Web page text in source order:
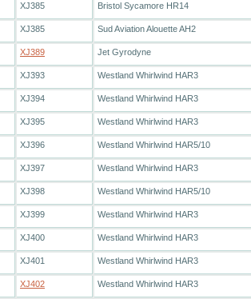
XJ385 Bristol Sycamore HR14
XJ385 Sud Aviation Alouette AH2
XJ389 Jet Gyrodyne
XJ393 Westland Whirlwind HAR3
XJ394 Westland Whirlwind HAR3
XJ395 Westland Whirlwind HAR3
XJ396 Westland Whirlwind HAR5/10
XJ397 Westland Whirlwind HAR3
XJ398 Westland Whirlwind HAR5/10
XJ399 Westland Whirlwind HAR3
XJ400 Westland Whirlwind HAR3
XJ401 Westland Whirlwind HAR3
XJ402 Westland Whirlwind HAR3